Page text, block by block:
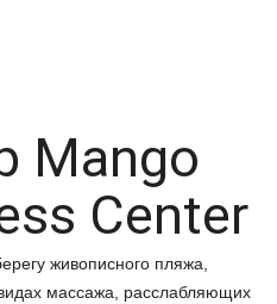
Mango
Center
живописного пляжа,
массажа, расслабляющих